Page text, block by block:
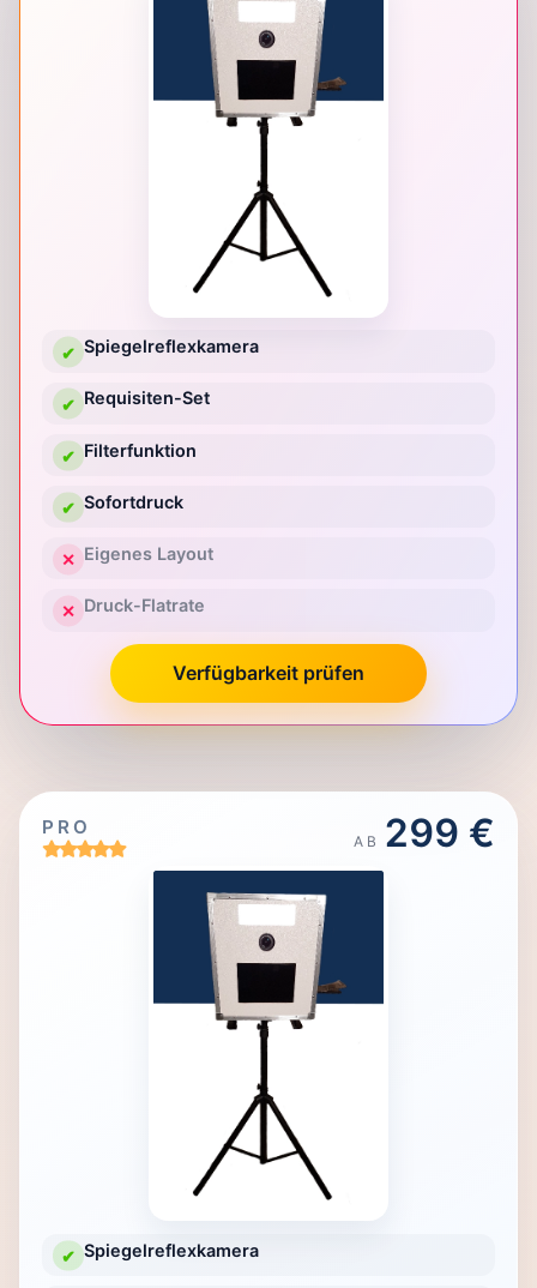
✔ Spiegelreflexkamera
✔ Requisiten-Set
✔ Filterfunktion
✔ Sofortdruck
✕ Eigenes Layout
✕ Druck-Flatrate
Verfügbarkeit prüfen
PRO
AB 299 €
✔ Spiegelreflexkamera